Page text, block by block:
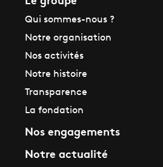
Qui sommes-nous ?
Notre organisation
Nos activités
Notre histoire
Transparence
La fondation
Nos engagements
Notre actualité